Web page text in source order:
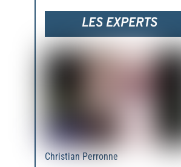
LES EXPERTS
Christian Perronne